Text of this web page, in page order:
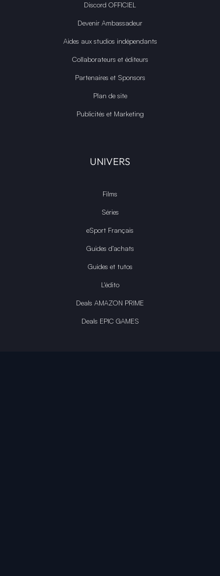
Discord OFFICIEL
Devenir Ambassadeur
Aides aux studios indépendants
Collaborateurs et éditeurs
Partenaires et Sponsors
Plan de site
Publicités et Marketing
UNIVERS
Films
Séries
eSport Français
Guides d’achats
Guides et tutos
L'édito
Deals AMAZON PRIME
Deals EPIC GAMES